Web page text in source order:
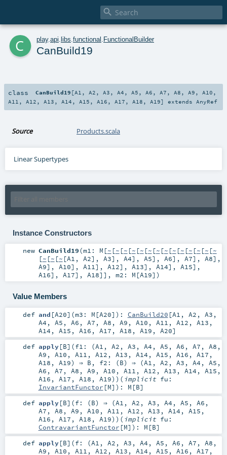

c play. api libs functional FunctionalBuilder
CanBuild19
class CanBuild19 [A1 , A2 , A3 , A4 , A5 , A6 , A7 , A8 , A9 , A10 ,
A11 , A12 , A13 , A14 , A15 , A16 , A17 , A18 , A19] extends AnyRef
Source Products.scala
Linear Supertypes
Instance Constructors
new CanBuild19(m1: M [~ [~ [~ [~ [~ [~ [~ [~ [~ [~ [~ [~ [~ [~
[~ [~ [~ [A1 , A2], A3], A4], A5], A6], A7], A8],
A9], A10], A11], A12], A13], A14], A15],
A16], A17], A18]] , m2: M [A19] )
Value Members
def and [A20] (m3: M [A20] ) : CanBuild20 [A1 , A2 , A3 ,
A4 , A5 , A6 , A7 , A8 , A9 , A10 , A11 , A12 , A13 ,
A14 , A15 , A16 , A17 , A18 , A19 , A20]
def apply[B] (f1: (A1 , A2 , A3 , A4 , A5 , A6 , A7 , A8 ,
A9 , A10 , A11 , A12 , A13 , A14 , A15 , A16 , A17 ,
A18 , A19) ⇒ B , f2: (B) ⇒ (A1 , A2 , A3 , A4 , A5 ,
A6 , A7 , A8 , A9 , A10 , A11 , A12 , A13 , A14 , A15 ,
A16 , A17 , A18 , A19) ) ( implicit fu:
InvariantFunctor [M] ) : M [B]
def apply[B] (f: (B) ⇒ (A1 , A2 , A3 , A4 , A5 , A6 ,
A7 , A8 , A9 , A10 , A11 , A12 , A13 , A14 , A15 ,
A16 , A17 , A18 , A19) ) ( implicit fu:
ContravariantFunctor [M] ) : M [B]
def apply[B] (f: (A1 , A2 , A3 , A4 , A5 , A6 , A7 , A8 ,
A9 , A10 , A11 , A12 , A13 , A14 , A15 , A16 , A17 ,